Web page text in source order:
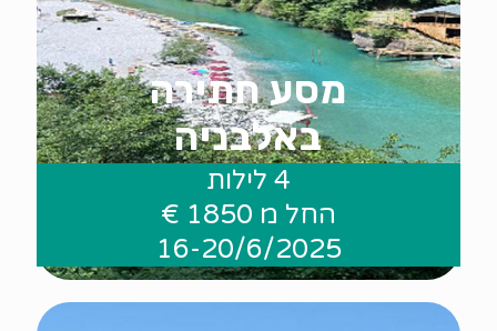
מסע חתירה
באלבניה
.
4 לילות
החל מ 1850 €
16-20/6/2025